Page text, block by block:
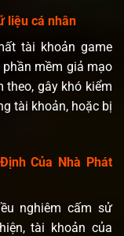
liệu cá nhân
tài khoản game
mềm giả mạo
gây khó kiểm
tài khoản, hoặc bị
Của Nhà Phát
nghiêm cấm sử
tài khoản của